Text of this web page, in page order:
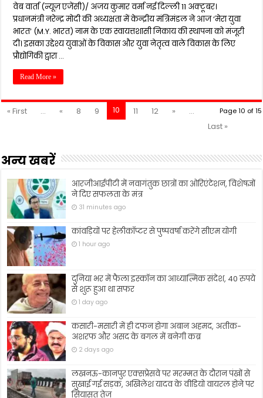
वेब वार्ता (न्यूज़ एजेंसी)/ अजय कुमार वर्मा नई दिल्ली 11 अक्टूबर।
प्रधानमंत्री नरेन्द्र मोदी की अध्यक्षता में केन्द्रीय मंत्रिमंडल ने आज ‘मेरा युवा
भारत’ (M.Y. भारत) नाम के एक स्वायत्तशासी निकाय की स्थापना को मंजूरी
दी। इसका उद्देश्य युवाओं के विकास और युवा नेतृत्व वाले विकास के लिए
प्रौद्योगिकी द्वारा …
Read More »
Page 10 of 15
« First ... « 8 9 10 11 12 »
...
Last »
अन्य खबरें
आरजीआईपीटी में नवागंतुक छात्रों का ओरिएंटेशन, विशेषज्ञों
ने दिए सफलता के मंत्र
31 minutes ago
कांवड़ियों पर हेलीकॉप्टर से पुष्पवर्षा करेंगे सीएम योगी
1 hour ago
दुनिया भर में फैला इस्कॉन का आध्यात्मिक संदेश, 40 रुपये
से शुरू हुआ था सफर
1 day ago
कसारी-मसारी में ही दफन होगा अबान अहमद, अतीक-
अशरफ और असद के बगल में बनेगी कब्र
2 days ago
लखनऊ-कानपुर एक्सप्रेसवे पर मरम्मत के दौरान पंखों से
सुखाई गई सड़क, अखिलेश यादव के वीडियो वायरल होने पर
सियासत तेज